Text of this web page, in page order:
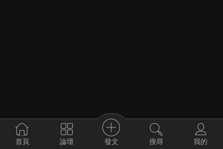
首頁 論壇 發文 搜尋 我的